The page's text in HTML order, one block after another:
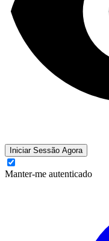
Iniciar Sessão Agora
Manter-me autenticado